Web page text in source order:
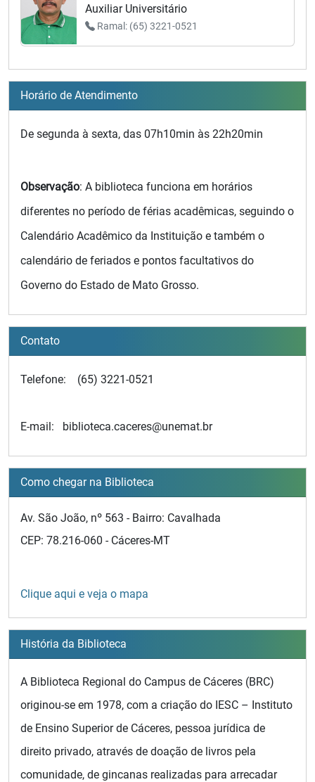
Auxiliar Universitário
Ramal: (65) 3221-0521
Horário de Atendimento
De segunda à sexta, das 07h10min às 22h20min
Observação: A biblioteca funciona em horários
diferentes no período de férias acadêmicas, seguindo o
Calendário Acadêmico da Instituição e também o
calendário de feriados e pontos facultativos do
Governo do Estado de Mato Grosso.
Contato
Telefone: (65) 3221-0521
E-mail: biblioteca.caceres@unemat.br
Como chegar na Biblioteca
Av. São João, nº 563 - Bairro: Cavalhada
CEP: 78.216-060 - Cáceres-MT
Clique aqui e veja o mapa
História da Biblioteca
A Biblioteca Regional do Campus de Cáceres (BRC)
originou-se em 1978, com a criação do IESC – Instituto
de Ensino Superior de Cáceres, pessoa jurídica de
direito privado, através de doação de livros pela
comunidade, de gincanas realizadas para arrecadar